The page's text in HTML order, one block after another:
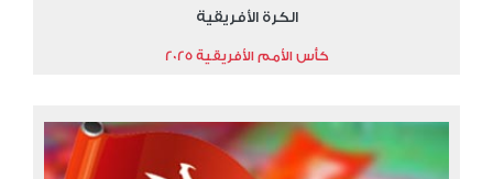
الكرة الأفريقية
كأس الأمم الأفريقية 2025